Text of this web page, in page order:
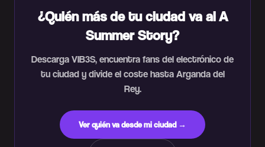
¿Quién más de tu ciudad va al A
Summer Story?
Descarga VIB3S, encuentra fans del electrónico de
tu ciudad y divide el coste hasta Arganda del
Rey.
Ver quién va desde mi ciudad →